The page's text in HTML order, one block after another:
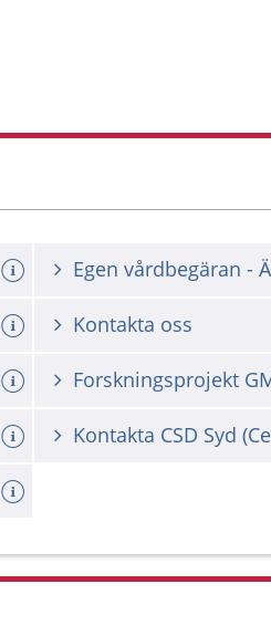
Egen vårdbegäran -
Kontakta oss
Forskningsprojekt